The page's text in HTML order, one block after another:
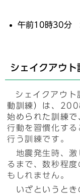
午前10時30分
シェイクアウト
シェイクアウト
動訓練）は、
始められた訓練で
行動を習慣化す
行う訓練です。
地震発生時、激
るまで、数秒程
もしれません。
いざというとき